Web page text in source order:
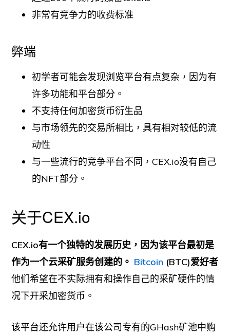
非常有竞争力的收费标准
弊端
初学者可能会发现浏览平台有点复杂，因为有
许多功能和平台部分。
不支持任何加密货币衍生品
与市场领先的交易所相比，具有相对较低的流
动性
与一些流行的竞争平台不同，CEX.io没有自己
的NFT部分。
关于CEX.io
CEX.io有一个独特的发展历史，因为该平台最初是
作为一个云采矿服务创建的。 Bitcoin (BTC)爱好者
他们希望在不实际拥有和操作自己的采矿硬件的情
况下开采加密货币。
该平台还允许用户在该公司专有的GHash矿池中购